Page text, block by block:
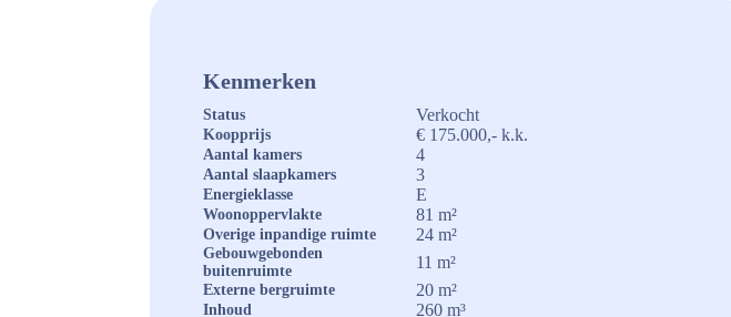
Kenmerken
Status Verkocht
Koopprijs € 175.000,- k.k.
Aantal kamers 4
Aantal slaapkamers 3
Energieklasse E
Woonoppervlakte 81 m²
Overige inpandige ruimte 24 m²
Gebouwgebonden
buitenruimte
11 m²
Externe bergruimte 20 m²
Inhoud 260 m³